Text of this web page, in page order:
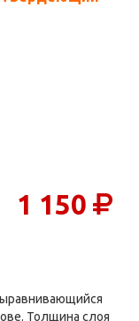
1 150
Толщина слоя